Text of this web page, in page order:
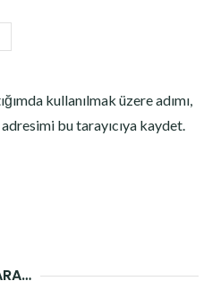
kullanılmak üzere adımı,
bu tarayıcıya kaydet.